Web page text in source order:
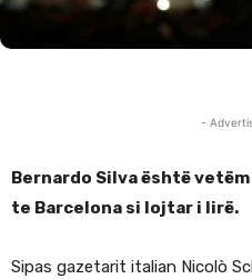
-
Bernardo Silva është
te Barcelona si lojtar i lirë.
Sipas gazetarit italian Nicolò